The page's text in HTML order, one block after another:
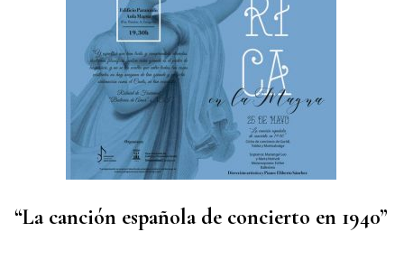
“La canción española de concierto en 1940”